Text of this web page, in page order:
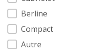
Berline
Compact
Autre